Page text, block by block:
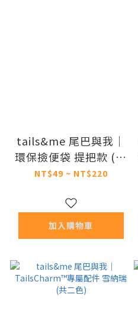
tails&me 尾巴與我｜
環保撿便袋 提把款 (無
香)
NT$49 ~ NT$220
加入購物車